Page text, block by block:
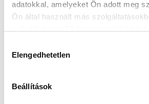
adatokkal, amelyeket Ön adott meg
Ön által használt más
kiválasztása
Elengedhetetlen
Beállítások